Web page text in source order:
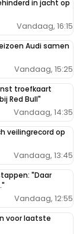
in jacht op
Vandaag, 16:15
Audi samen
Vandaag, 15:25
troefkaart
Red Bull"
Vandaag, 14:35
veilingrecord op
Vandaag, 13:45
"Daar
Vandaag, 12:55
voor laatste